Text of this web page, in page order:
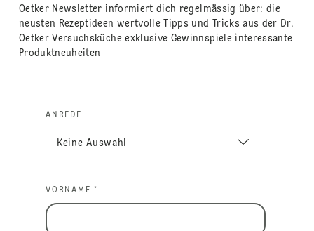
Oetker Newsletter informiert dich regelmässig über: die
neusten Rezeptideen wertvolle Tipps und Tricks aus der Dr.
Oetker Versuchsküche exklusive Gewinnspiele interessante
Produktneuheiten
ANREDE
VORNAME *